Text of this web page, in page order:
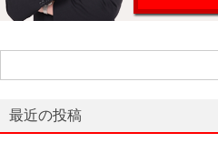
索:
最近の投稿